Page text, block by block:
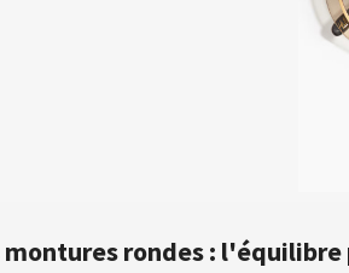
montures rondes :